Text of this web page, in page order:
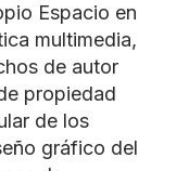
Espacio en
multimedia,
de autor
propiedad
de los
gráfico del